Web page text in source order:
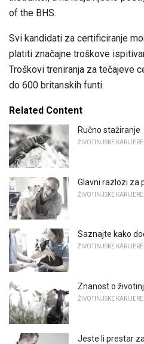
of the BHS.
Svi kandidati za certificiranje
platiti značajne troškove
Troškovi treniranja za tečajeve
do 600 britanskih funti.
Related Content
Ručno stažiranje
ŽIVOTINJSKE KARIJERE
Glavni razlozi za
ŽIVOTINJSKE KARIJERE
Saznajte kako
ŽIVOTINJSKE KARIJERE
Znanost o
ŽIVOTINJSKE KARIJERE
Jeste li prestar